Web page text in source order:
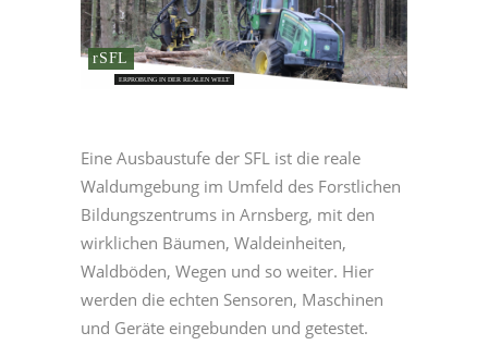
rSFL
ERPROBUNG IN DER REALEN WELT
Eine Ausbaustufe der SFL ist die reale
Waldumgebung im Umfeld des Forstlichen
Bildungszentrums in Arnsberg, mit den
wirklichen Bäumen, Waldeinheiten,
Waldböden, Wegen und so weiter. Hier
werden die echten Sensoren, Maschinen
und Geräte eingebunden und getestet.